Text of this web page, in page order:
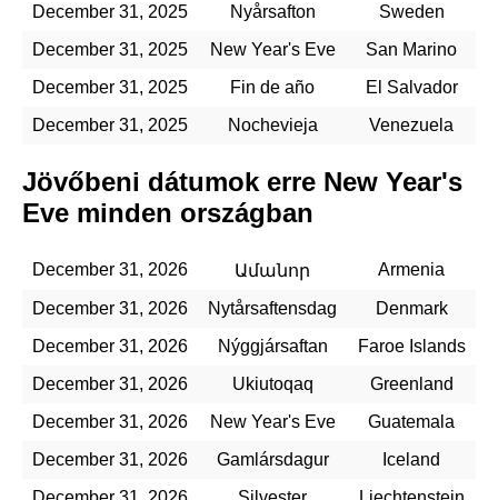
December 31, 2025
Nyårsafton
Sweden
December 31, 2025
New Year's Eve
San Marino
December 31, 2025
Fin de año
El Salvador
December 31, 2025
Nochevieja Venezuela
Jövőbeni dátumok erre New Year's
Eve minden országban
December 31, 2026 Ամանոր Armenia
December 31, 2026 Nytårsaftensdag
Denmark
December 31, 2026
Nýggjársaftan
Faroe Islands
December 31, 2026
Ukiutoqaq
Greenland
December 31, 2026
New Year's Eve
Guatemala
December 31, 2026
Gamlársdagur
Iceland